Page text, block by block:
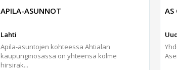
APILA-ASUNNOT
Lahti
Apila-asuntojen kohteessa Ahtialan
kaupunginosassa on yhteensä kolme
hirsirak...
AS